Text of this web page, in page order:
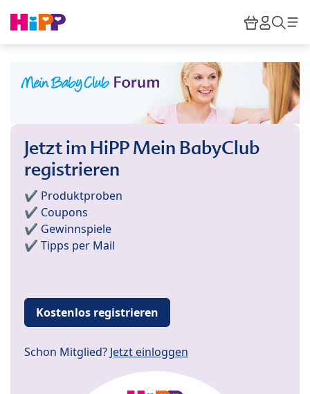
HiPP
Jetzt im HiPP Mein BabyClub
registrieren
✔️ Produktproben
✔️ Coupons
✔️ Gewinnspiele
✔️ Tipps per Mail
Kostenlos registrieren
Schon Mitglied? Jetzt einloggen